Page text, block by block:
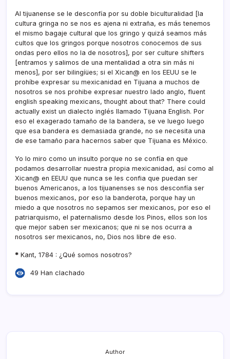
Al tijuanense se le desconfí­a por su doble biculturalidad [la
cultura gringa no se nos es ajena ni extraña, es más tenemos
el mismo bagaje cultural que los gringo y quizá seamos más
cultos que los gringos porque nosotros conocemos de sus
ondas pero ellos no la de nosotros], por ser culture shifters
[entramos y salimos de una mentalidad a otra sin más ni
menos], por ser bilingíües; si el Xican@ en los EEUU se le
prohí­be expresar su mexicanidad en Tijuana a muchos de
nosotros se nos prohibe expresar nuestro lado anglo, fluent
english speaking mexicans, thought about that? There could
actually exist un dialecto inglés llamado Tijuana English. Por
eso el exagerado tamaño de la bandera, se ve luego luego
que esa bandera es demasiada grande, no se necesita una
de ese tamaño para hacernos saber que Tijuana es México.
Yo lo miro como un insulto porque no se confí­a en que
podamos desarrollar nuestra propia mexicanidad, así­ como al
Xican@ en EEUU que nunca se les confia que puedan ser
buenos Americanos, a los tijuanenses se nos desconfí­a ser
buenos mexicanos, por eso la banderota, porque hay un
miedo a que nosotros no sepamos ser mexicanos, por eso el
patriarquismo, el paternalismo desde los Pinos, ellos son los
que mejor saben ser mexicanos; que ni se nos ocurra a
nosotros ser mexicanos, no, Dios nos libre de eso.
* Kant, 1784 : ¿Qué somos nosotros?
49 Han clachado
Author